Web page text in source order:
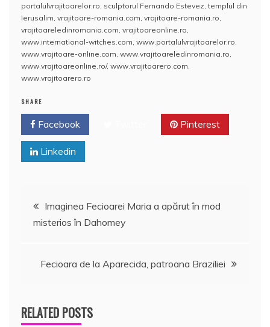
o
k
p
z
ă
portalulvrajitoarelor.ro, sculptorul Fernando Estevez,templul din
Ierusalim, vrajitoare-romania.com, vrajitoare-romania.ro,
vrajitoareledinromania.com, vrajitoareonline.ro,
www.international-witches.com, www.portalulvrajitoarelor.ro,
www.vrajitoare-online.com, www.vrajitoareledinromania.ro,
www.vrajitoareonline.ro/, www.vrajitoarero.com,
www.vrajitoarero.ro
SHARE
Facebook Pinterest
Linkedin
Navigare
în
articole
Imaginea Fecioarei Maria a apărut în mod
misterios în Dahomey
Fecioara de la Aparecida, patroana Braziliei
RELATED POSTS